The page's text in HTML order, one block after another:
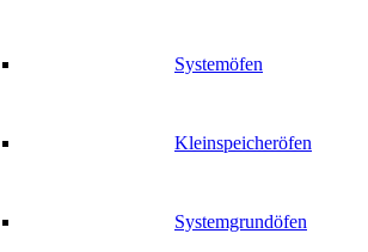
Systemöfen
Kleinspeicheröfen
Systemgrundöfen